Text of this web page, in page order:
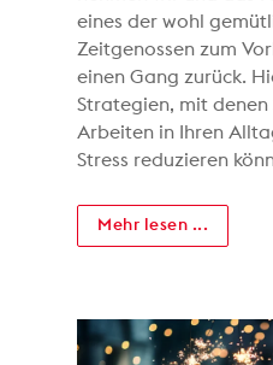
eines der wohl
Zeitgenossen zum
einen Gang zurück.
Strategien, mit denen
Arbeiten in Ihren
Stress reduzieren
Mehr lesen ...